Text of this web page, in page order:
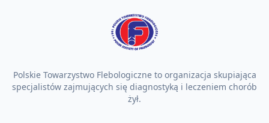
Polskie Towarzystwo Flebologiczne to organizacja skupiająca
specjalistów zajmujących się diagnostyką i leczeniem chorób
żył.